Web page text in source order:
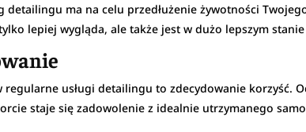
detailingu ma na celu przedłużenie żywotności
lepiej wygląda, ale także jest w dużo lepszym
regularne usługi detailingu to zdecydowanie korzyść.
staje się zadowolenie z idealnie utrzymanego